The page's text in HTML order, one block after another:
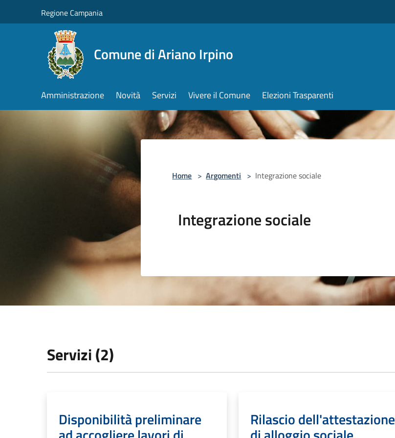
Regione Campania
Comune di Ariano Irpino
Amministrazione Novità Servizi Vivere il Comune Elezioni Trasparenti
Home > Argomenti > Integrazione sociale
Integrazione sociale
Servizi (2)
Disponibilità preliminare Rilascio dell'attestazione